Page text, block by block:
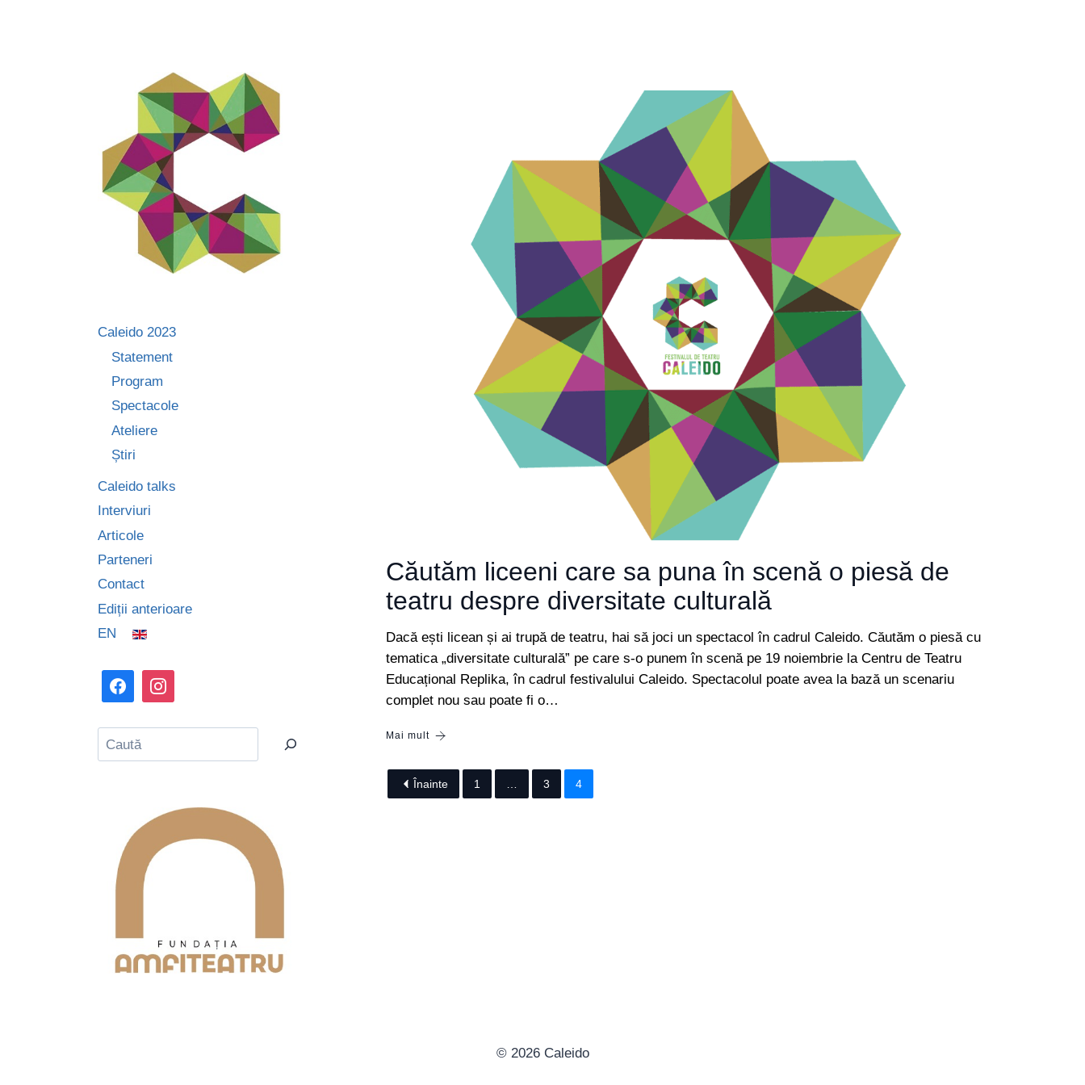
Căutăm liceeni care sa puna în scenă o piesă de
teatru despre diversitate culturală
Dacă ești licean și ai trupă de teatru, hai să joci un spectacol în cadrul Caleido. Căutăm o piesă cu
tematica „diversitate culturală” pe care s-o punem în scenă pe 19 noiembrie la Centru de Teatru
Educațional Replika, în cadrul festivalului Caleido. Spectacolul poate avea la bază un scenariu
complet nou sau poate fi o…
Mai mult
Înainte 1 … 3 4
Caleido 2023
Statement
Program
Spectacole
Ateliere
Știri
Caleido talks
Interviuri
Articole
Parteneri
Contact
Ediții anterioare
EN
Caută
© 2026 Caleido